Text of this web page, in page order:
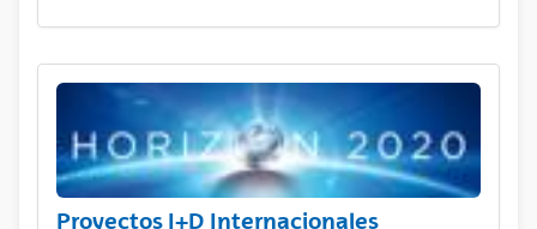
Proyectos I+D Internacionales